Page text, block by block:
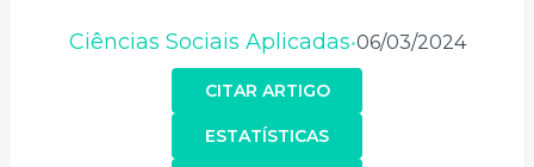
Ciências Sociais Aplicadas•06/03/2024
CITAR ARTIGO
ESTATÍSTICAS